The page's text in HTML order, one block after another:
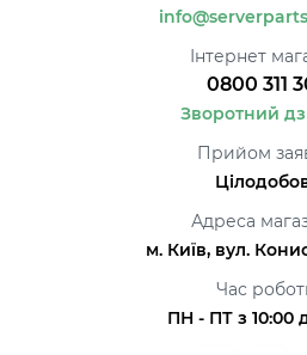
Інтернет
0800 311
Зворотний
Прийом
Адреса
м. Київ, вул.
Час
ПН - ПТ з 10:00